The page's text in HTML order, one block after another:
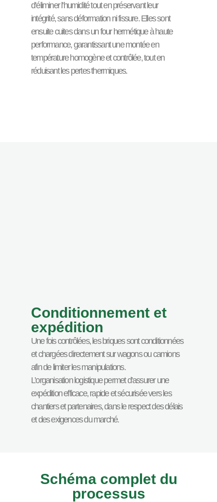
d’éliminer l’humidité tout en préservant leur
intégrité, sans déformation ni fissure. Elles sont
ensuite cuites dans un four hermétique à haute
performance, garantissant une montée en
température homogène et contrôlée, tout en
réduisant les pertes thermiques.
Conditionnement et
expédition
Une fois contrôlées, les briques sont conditionnées
et chargées directement sur wagons ou camions
afin de limiter les manipulations.
L’organisation logistique permet d’assurer une
expédition efficace, rapide et sécurisée vers les
chantiers et partenaires, dans le respect des délais
et des exigences du marché.
Schéma complet du
processus